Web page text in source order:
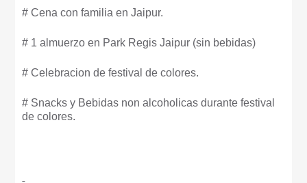
# Cena con familia en Jaipur.
# 1 almuerzo en Park Regis Jaipur (sin bebidas)
# Celebracion de festival de colores.
# Snacks y Bebidas non alcoholicas durante festival
de colores.